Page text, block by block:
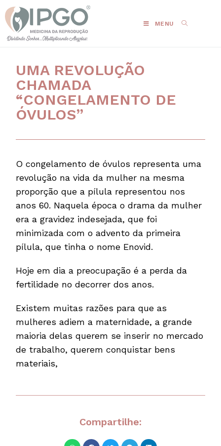
MENU
UMA REVOLUÇÃO
CHAMADA
“CONGELAMENTO DE
ÓVULOS”
O congelamento de óvulos representa uma
revolução na vida da mulher na mesma
proporção que a pílula representou nos
anos 60. Naquela época o drama da mulher
era a gravidez indesejada, que foi
minimizada com o advento da primeira
pílula, que tinha o nome Enovid.
Hoje em dia a preocupação é a perda da
fertilidade no decorrer dos anos.
Existem muitas razões para que as
mulheres adiem a maternidade, a grande
maioria delas querem se inserir no mercado
de trabalho, querem conquistar bens
materiais,
Compartilhe: